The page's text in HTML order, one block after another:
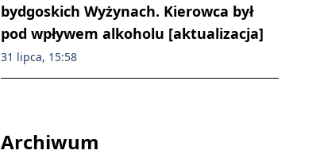
bydgoskich Wyżynach. Kierowca był
pod wpływem alkoholu [aktualizacja]
31 lipca, 15:58
Archiwum